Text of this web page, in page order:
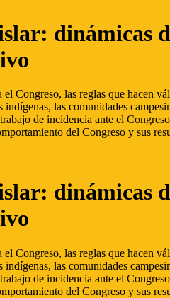
dinámicas
Congreso, las reglas que hacen
indígenas, las comunidades
de incidencia ante el
del Congreso y sus
dinámicas
Congreso, las reglas que hacen
indígenas, las comunidades
de incidencia ante el
del Congreso y sus